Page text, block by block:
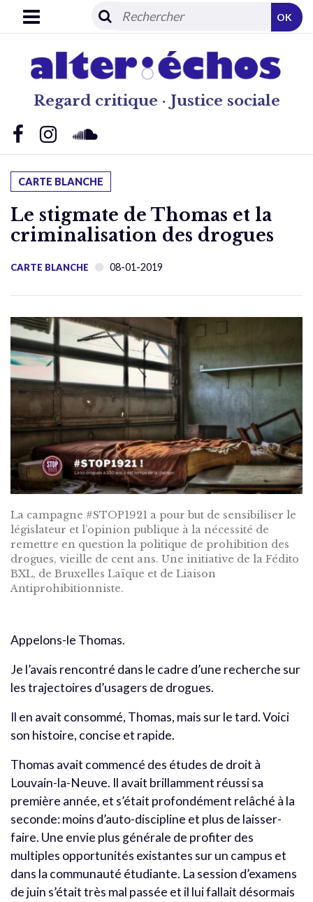
Regard critique · Justice sociale
OK
CARTE BLANCHE
Le stigmate de Thomas et la
criminalisation des drogues
CARTE BLANCHE 08-01-2019
La campagne #STOP1921 a pour but de sensibiliser le
législateur et l’opinion publique à la nécessité de
remettre en question la politique de prohibition des
drogues, vieille de cent ans. Une initiative de la Fédito
BXL, de Bruxelles Laïque et de Liaison
Antiprohibitionniste.
Appelons-le Thomas.
Je l’avais rencontré dans le cadre d’une recherche sur
les trajectoires d’usagers de drogues.
Il en avait consommé, Thomas, mais sur le tard. Voici
son histoire, concise et rapide.
Thomas avait commencé des études de droit à
Louvain-la-Neuve. Il avait brillamment réussi sa
première année, et s’était profondément relâché à la
seconde: moins d’auto-discipline et plus de laisser-
faire. Une envie plus générale de profiter des
multiples opportunités existantes sur un campus et
dans la communauté étudiante. La session d’examens
de juin s’était très mal passée et il lui fallait désormais